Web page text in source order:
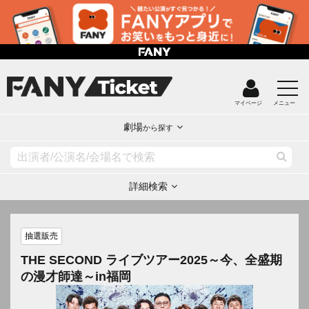
マイページ メニュー
劇場から探す
詳細検索
抽選販売
THE SECOND ライブツアー2025～今、全盛期
の漫才師達～in福岡